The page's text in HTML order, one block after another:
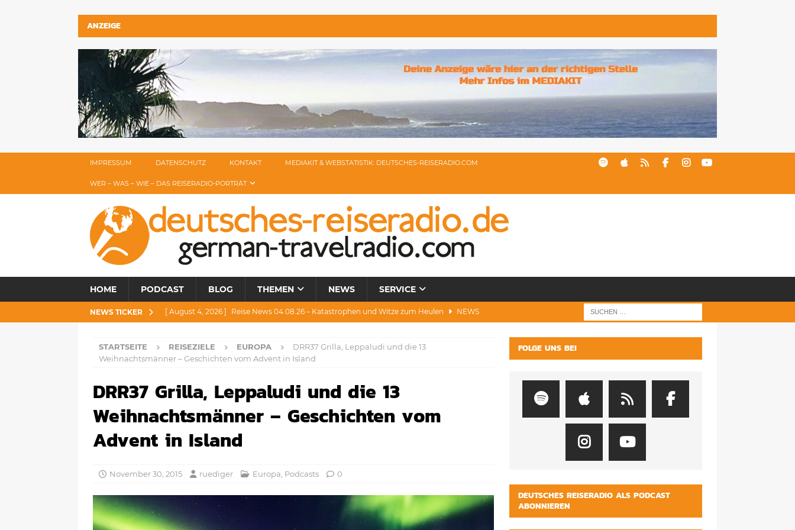
ANZEIGE
IMPRESSUM DATENSCHUTZ KONTAKT MEDIAKIT & WEBSTATISTIK: DEUTSCHES-REISERADIO.COM
WER – WAS – WIE – DAS REISERADIO-PORTRÄT
HOME PODCAST BLOG THEMEN NEWS SERVICE
NEWS TICKER [ August 4, 2026 ] Reise News 04.08.26 – Katastrophen und Witze zum Heulen NEWS
[ Juli 28, 2026 ] Reise News 28.07.26 – Umwelt, Politik, Protest & Warnung
[ August 6, 2026 ] Reise News 06.08.26 – Luxus, Cool, Wasser & „Flug”-Hunde
STARTSEITE REISEZIELE EUROPA
DRR37 Grilla, Leppaludi und die 13
Weihnachtsmänner – Geschichten vom Advent in Island
DRR37 Grilla, Leppaludi und die 13
Weihnachtsmänner – Geschichten vom
Advent in Island
November 30, 2015 ruediger Europa Podcasts 0
FOLGE UNS BEI
DEUTSCHES REISERADIO ALS PODCAST
ABONNIEREN